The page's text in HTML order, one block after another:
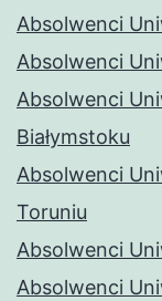
Absolwenci
Absolwenci
Absolwenci
Białymstoku
Absolwenci
Toruniu
Absolwenci
Absolwenci